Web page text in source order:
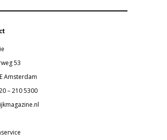
53
Amsterdam
– 210 5300